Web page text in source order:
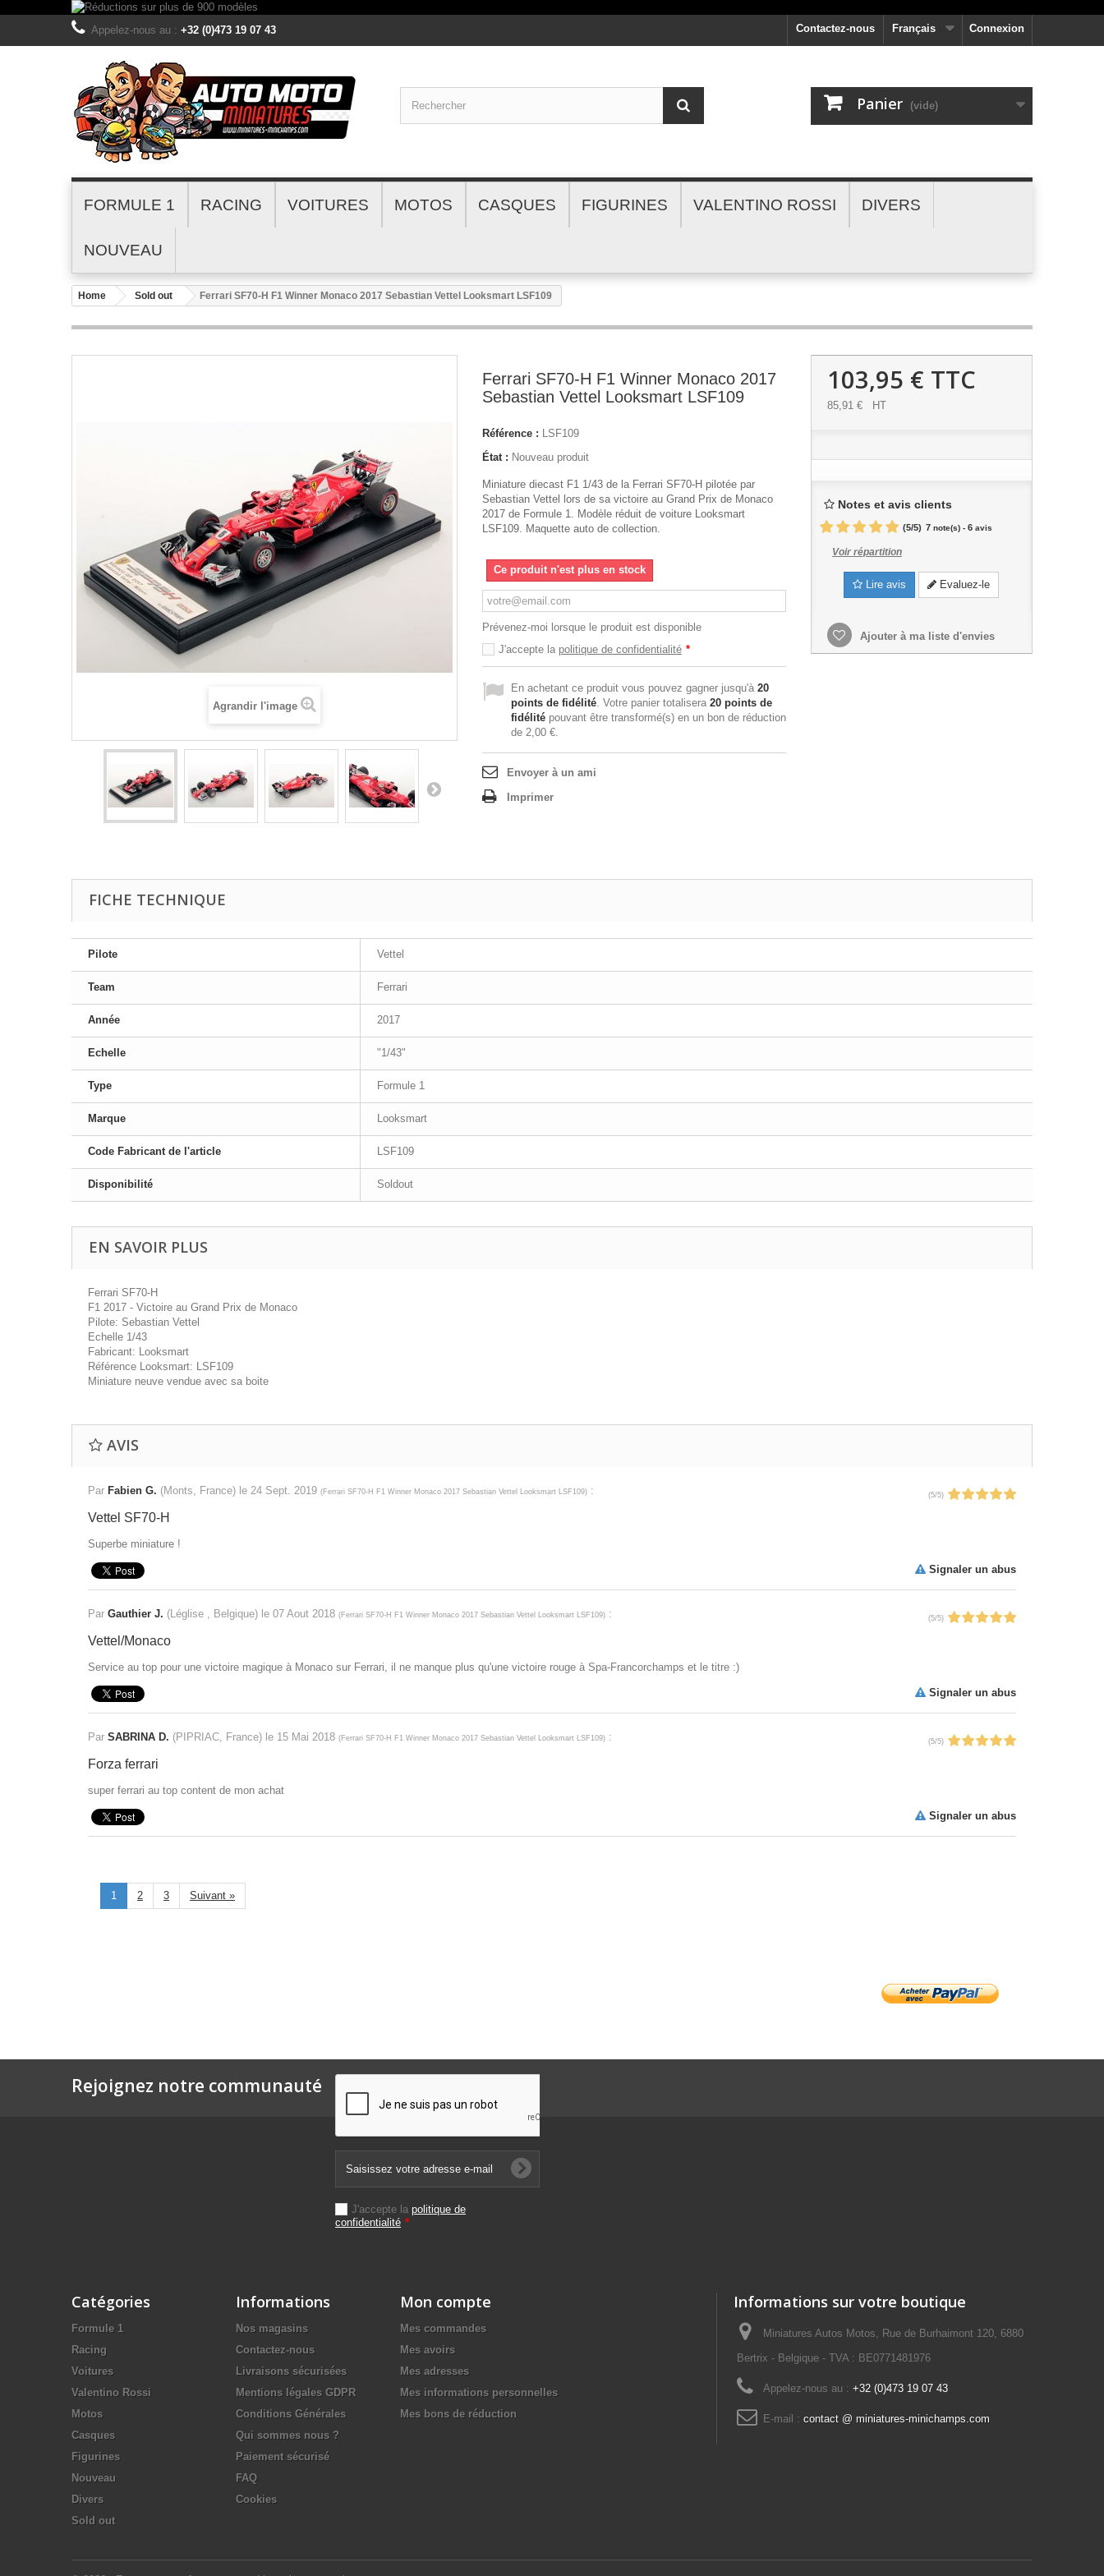
Connexion
Français
Contactez-nous
Appelez-nous au : +32 (0)473 19 07 43
Panier (vide)
FORMULE 1 RACING VOITURES MOTOS CASQUES FIGURINES VALENTINO ROSSI DIVERS
NOUVEAU
Home Sold out Ferrari SF70-H F1 Winner Monaco 2017 Sebastian Vettel Looksmart LSF109
Agrandir l'image
Ferrari SF70-H F1 Winner Monaco 2017
Sebastian Vettel Looksmart LSF109
Référence : LSF109
État : Nouveau produit
Miniature diecast F1 1/43 de la Ferrari SF70-H pilotée par
Sebastian Vettel lors de sa victoire au Grand Prix de Monaco
2017 de Formule 1. Modèle réduit de voiture Looksmart
LSF109. Maquette auto de collection.
Ce produit n'est plus en stock
Prévenez-moi lorsque le produit est disponible
J'accepte la politique de confidentialité *
En achetant ce produit vous pouvez gagner jusqu'à 20
points de fidélité. Votre panier totalisera 20 points de
fidélité pouvant être transformé(s) en un bon de réduction
de 2,00 €.
Envoyer à un ami
Imprimer
103,95 € TTC
85,91 € HT
Notes et avis clients
(5/5) 7note(s) - 6avis
Voir répartition
Lire avis Evaluez-le
Ajouter à ma liste d'envies
FICHE TECHNIQUE
Pilote Vettel
Team Ferrari
Année 2017
Echelle "1/43"
Type Formule 1
Marque Looksmart
Code Fabricant de l'article LSF109
Disponibilité Soldout
EN SAVOIR PLUS
Ferrari SF70-H
F1 2017 - Victoire au Grand Prix de Monaco
Pilote: Sebastian Vettel
Echelle 1/43
Fabricant: Looksmart
Référence Looksmart: LSF109
Miniature neuve vendue avec sa boite
AVIS
Par Fabien G. (Monts, France) le 24 Sept. 2019 (Ferrari SF70-H F1 Winner Monaco 2017 Sebastian Vettel Looksmart LSF109) : (5/5)
Vettel SF70-H
Superbe miniature !
Signaler un abus
Par Gauthier J. (Léglise , Belgique) le 07 Aout 2018 (Ferrari SF70-H F1 Winner Monaco 2017 Sebastian Vettel Looksmart LSF109) : (5/5)
Vettel/Monaco
Service au top pour une victoire magique à Monaco sur Ferrari, il ne manque plus qu'une victoire rouge à Spa-Francorchamps et le titre :)
Signaler un abus
Par SABRINA D. (PIPRIAC, France) le 15 Mai 2018 (Ferrari SF70-H F1 Winner Monaco 2017 Sebastian Vettel Looksmart LSF109) : (5/5)
Forza ferrari
super ferrari au top content de mon achat
Signaler un abus
1 2 3 Suivant »
Rejoignez notre communauté
J'accepte la politique de
confidentialité *
Catégories
Formule 1
Racing
Voitures
Valentino Rossi
Motos
Casques
Figurines
Nouveau
Divers
Sold out
Informations
Nos magasins
Contactez-nous
Livraisons sécurisées
Mentions légales GDPR
Conditions Générales
Qui sommes nous ?
Paiement sécurisé
FAQ
Cookies
Mon compte
Mes commandes
Mes avoirs
Mes adresses
Mes informations personnelles
Mes bons de réduction
Informations sur votre boutique
Miniatures Autos Motos, Rue de Burhaimont 120, 6880
Bertrix - Belgique - TVA : BE0771481976
Appelez-nous au : +32 (0)473 19 07 43
E-mail : contact @ miniatures-minichamps.com